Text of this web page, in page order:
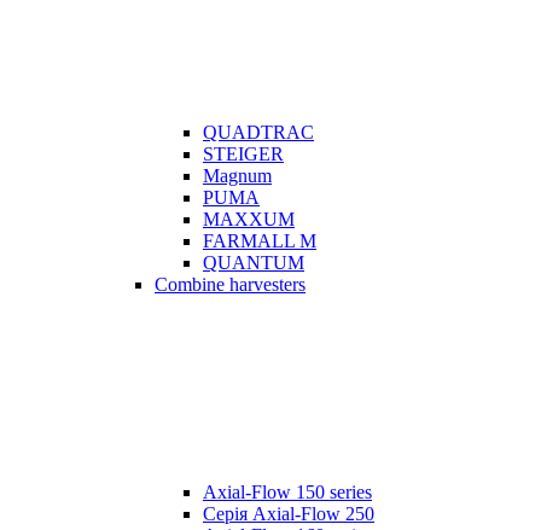
QUADTRAC
STEIGER
Magnum
PUMA
MAXXUM
FARMALL M
QUANTUM
Combine harvesters
Axial-Flow 150 series
Серія Axial-Flow 250